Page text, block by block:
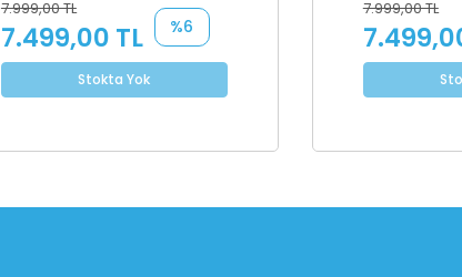
7.999,00 TL
7.499,00 TL %6
Stokta Yok
7.999,00 TL